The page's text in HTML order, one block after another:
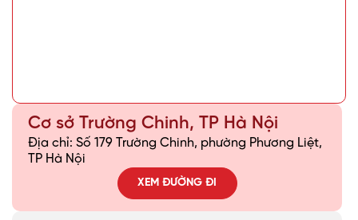
Cơ sở Trường Chinh, TP Hà Nội
Địa chỉ: Số 179 Trường Chinh, phường Phương Liệt,
TP Hà Nội
XEM ĐƯỜNG ĐI